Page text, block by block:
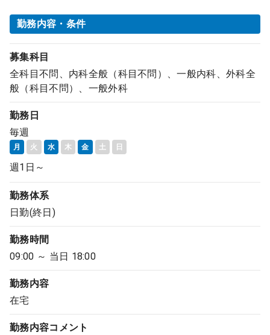
勤務内容・条件
募集科目
全科目不問、内科全般（科目不問）、一般内科、外科全
般（科目不問）、一般外科
勤務日
毎週
月 火 水 木 金 土 日
週1日～
勤務体系
日勤(終日)
勤務時間
09:00 ～ 当日 18:00
勤務内容
在宅
勤務内容コメント